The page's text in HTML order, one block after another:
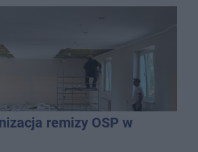
remizy OSP w